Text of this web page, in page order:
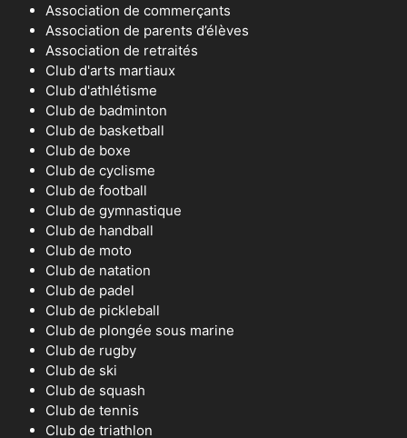
Association de commerçants
Association de parents d’élèves
Association de retraités
Club d'arts martiaux
Club d'athlétisme
Club de badminton
Club de basketball
Club de boxe
Club de cyclisme
Club de football
Club de gymnastique
Club de handball
Club de moto
Club de natation
Club de padel
Club de pickleball
Club de plongée sous marine
Club de rugby
Club de ski
Club de squash
Club de tennis
Club de triathlon